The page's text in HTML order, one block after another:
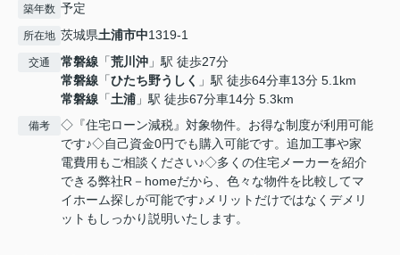
築年数 予定
所在地 茨城県土浦市中1319-1
交通 常磐線 「荒川沖 」駅 徒歩27分
常磐線 「ひたち野うしく 」駅 徒歩64分車13分 5.1km
常磐線 「土浦 」駅 徒歩67分車14分 5.3km
備考
◇『住宅ローン減税』対象物件。お得な制度が利用可能
です♪◇自己資金0円でも購入可能です。追加工事や家
電費用もご相談ください♪◇多くの住宅メーカーを紹介
できる弊社R－homeだから、色々な物件を比較してマ
イホーム探しが可能です♪メリットだけではなくデメリ
ットもしっかり説明いたします。